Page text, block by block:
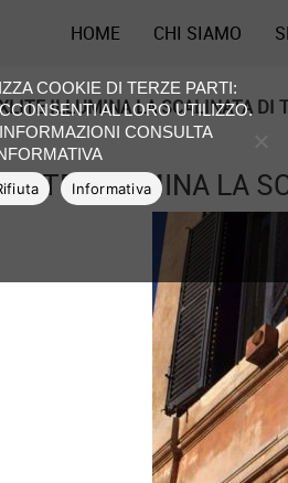
HOME CHI SIAMO
XLITE ILLUMINA LA SCALINATA DI
XLITE ILLUMINA LA
COOKIE DI TERZE PARTI:
AL LORO UTILIZZO.
CONSULTA
Informativa